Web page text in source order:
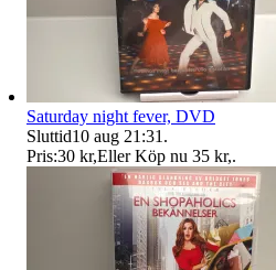
Saturday night fever, DVD
Sluttid10 aug 21:31 .
Pris:30 kr,Eller Köp nu 35 kr,.